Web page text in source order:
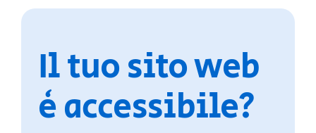
Il tuo sito web
è accessibile?